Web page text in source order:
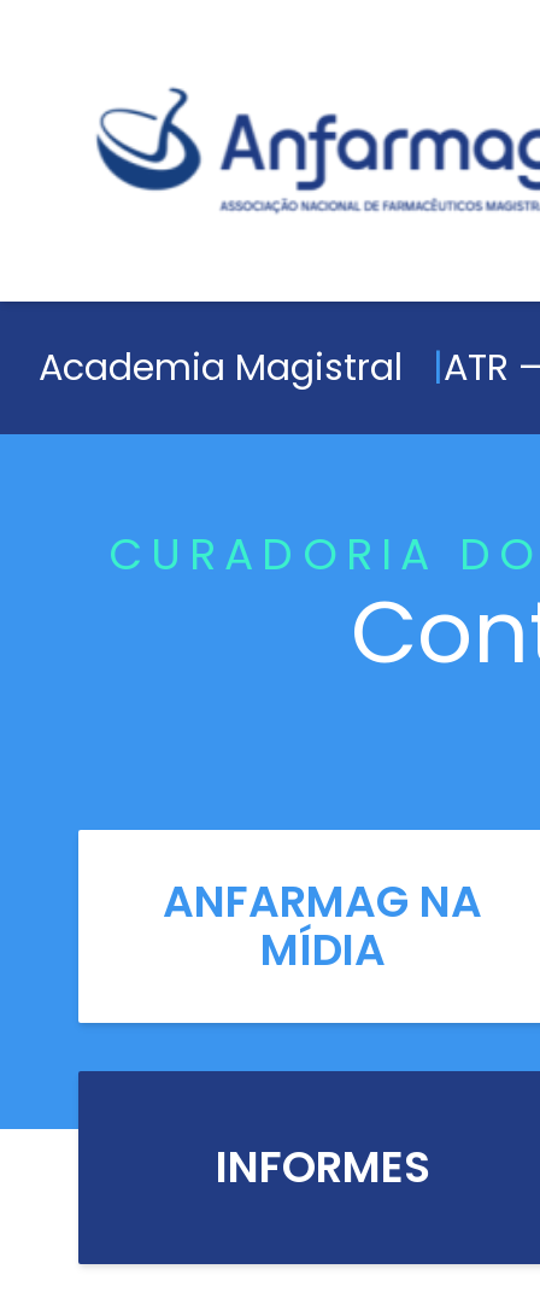
Academia Magistral ATR
CURADORIA
ANFARMAG NA
MÍDIA
INFORMES